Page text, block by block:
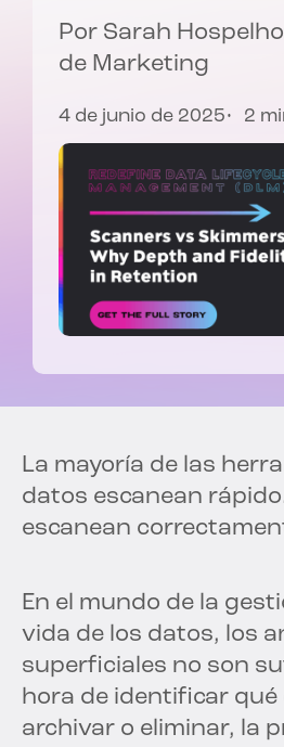
Por Sarah
de Marketing
4 de junio de 2025 2
La mayoría de las
datos escanean
escanean
En el mundo de la
vida de los datos, los
superficiales no son
hora de identificar qué
archivar o eliminar, la